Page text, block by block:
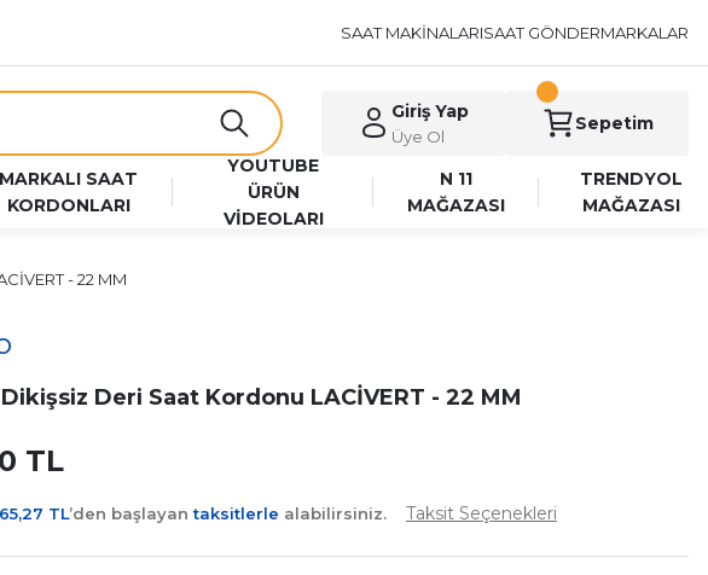
SAAT MAKİNALARISAAT GÖNDERMARKALAR
Giriş Yap
Üye Ol
Sepetim
MARKALI SAAT
KORDONLARI
YOUTUBE
ÜRÜN
VİDEOLARI
N 11
MAĞAZASI
TRENDYOL
MAĞAZASI
- 22 MM
Deri Saat Kordonu LACİVERT - 22 MM
TL
65,27 TL’den başlayantaksitlerle alabilirsiniz. Taksit Seçenekleri